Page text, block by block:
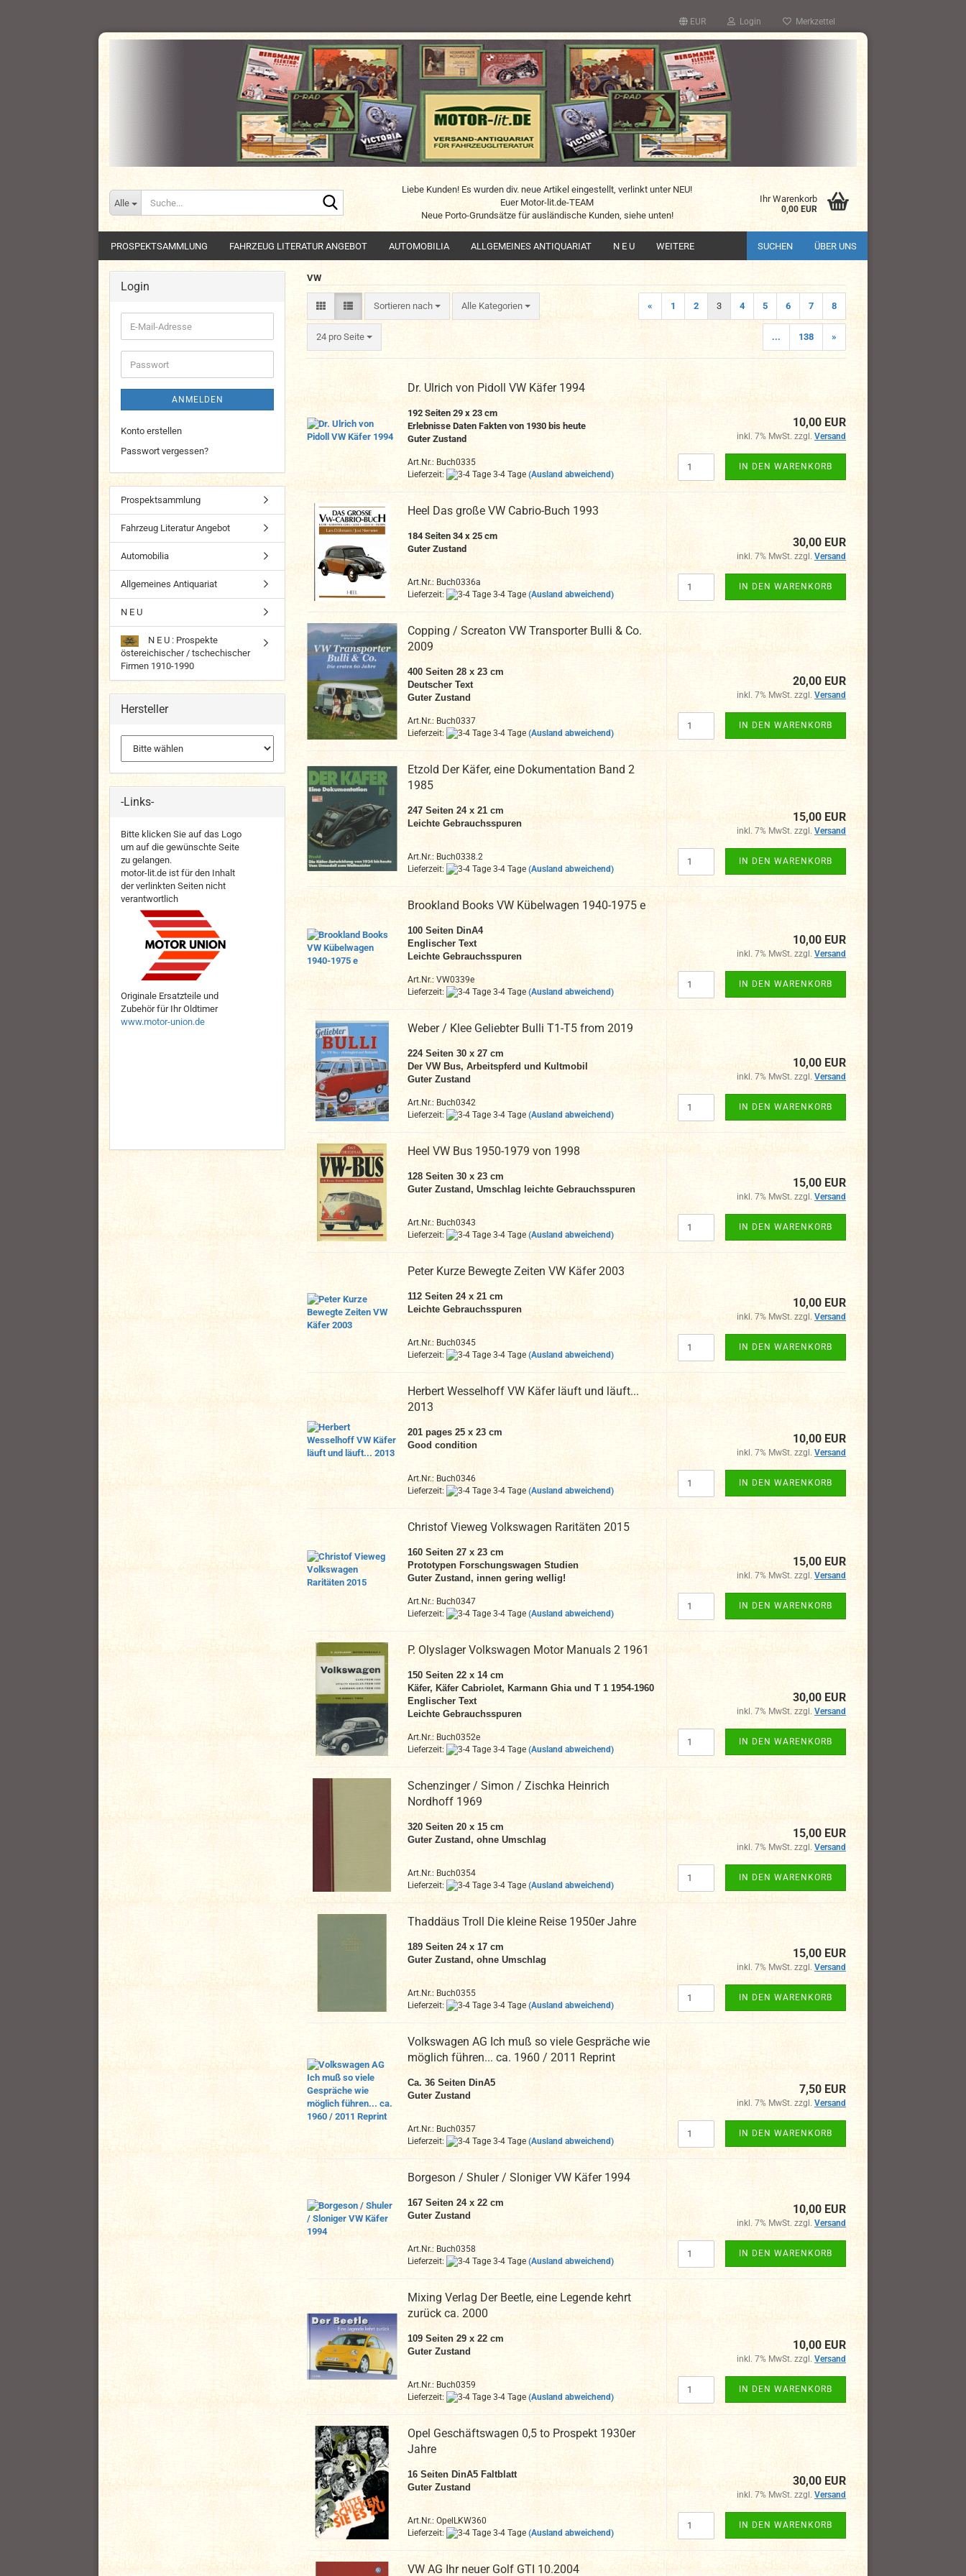
EUR Login Merkzettel
Alle
Liebe Kunden! Es wurden div. neue Artikel eingestellt, verlinkt unter NEU!
Euer Motor-lit.de-TEAM
Neue Porto-Grundsätze für ausländische Kunden, siehe unten!
Ihr Warenkorb
0,00 EUR
PROSPEKTSAMMLUNG FAHRZEUG LITERATUR ANGEBOT AUTOMOBILIA ALLGEMEINES ANTIQUARIAT N E U SUCHEN ÜBER UNS
WEITERE
VW
Sortieren nach
Sortieren nach Alle Kategorien
24 pro Seite
pro Seite
« 1 2 3 4 5 6 7 8
... 138 »
Dr. Ulrich von Pidoll VW Käfer 1994
192 Seiten 29 x 23 cm
Erlebnisse Daten Fakten von 1930 bis heute
Guter Zustand
Art.Nr.: Buch0335
Lieferzeit:
3-4 Tage (Ausland abweichend)
10,00 EUR
inkl. 7% MwSt. zzgl. Versand
IN DEN WARENKORB
Heel Das große VW Cabrio-Buch 1993
184 Seiten 34 x 25 cm
Guter Zustand
Art.Nr.: Buch0336a
Lieferzeit:
3-4 Tage (Ausland abweichend)
30,00 EUR
inkl. 7% MwSt. zzgl. Versand
IN DEN WARENKORB
Copping / Screaton VW Transporter Bulli & Co.
2009
400 Seiten 28 x 23 cm
Deutscher Text
Guter Zustand
Art.Nr.: Buch0337
Lieferzeit:
3-4 Tage (Ausland abweichend)
20,00 EUR
inkl. 7% MwSt. zzgl. Versand
IN DEN WARENKORB
Etzold Der Käfer, eine Dokumentation Band 2
1985
247 Seiten 24 x 21 cm
Leichte Gebrauchsspuren
Art.Nr.: Buch0338.2
Lieferzeit:
3-4 Tage (Ausland abweichend)
15,00 EUR
inkl. 7% MwSt. zzgl. Versand
IN DEN WARENKORB
Brookland Books VW Kübelwagen 1940-1975 e
100 Seiten DinA4
Englischer Text
Leichte Gebrauchsspuren
Art.Nr.: VW0339e
Lieferzeit:
3-4 Tage (Ausland abweichend)
10,00 EUR
inkl. 7% MwSt. zzgl. Versand
IN DEN WARENKORB
Weber / Klee Geliebter Bulli T1-T5 from 2019
224 Seiten 30 x 27 cm
Der VW Bus, Arbeitspferd und Kultmobil
Guter Zustand
Art.Nr.: Buch0342
Lieferzeit:
3-4 Tage (Ausland abweichend)
10,00 EUR
inkl. 7% MwSt. zzgl. Versand
IN DEN WARENKORB
Heel VW Bus 1950-1979 von 1998
128 Seiten 30 x 23 cm
Guter Zustand, Umschlag leichte Gebrauchsspuren
Art.Nr.: Buch0343
Lieferzeit:
3-4 Tage (Ausland abweichend)
15,00 EUR
inkl. 7% MwSt. zzgl. Versand
IN DEN WARENKORB
Peter Kurze Bewegte Zeiten VW Käfer 2003
112 Seiten 24 x 21 cm
Leichte Gebrauchsspuren
Art.Nr.: Buch0345
Lieferzeit:
3-4 Tage (Ausland abweichend)
10,00 EUR
inkl. 7% MwSt. zzgl. Versand
IN DEN WARENKORB
Herbert Wesselhoff VW Käfer läuft und läuft...
2013
201 pages 25 x 23 cm
Good condition
Art.Nr.: Buch0346
Lieferzeit:
3-4 Tage (Ausland abweichend)
10,00 EUR
inkl. 7% MwSt. zzgl. Versand
IN DEN WARENKORB
Christof Vieweg Volkswagen Raritäten 2015
160 Seiten 27 x 23 cm
Prototypen Forschungswagen Studien
Guter Zustand, innen gering wellig!
Art.Nr.: Buch0347
Lieferzeit:
3-4 Tage (Ausland abweichend)
15,00 EUR
inkl. 7% MwSt. zzgl. Versand
IN DEN WARENKORB
P. Olyslager Volkswagen Motor Manuals 2 1961
150 Seiten 22 x 14 cm
Käfer, Käfer Cabriolet, Karmann Ghia und T 1 1954-1960
Englischer Text
Leichte Gebrauchsspuren
Art.Nr.: Buch0352e
Lieferzeit:
3-4 Tage (Ausland abweichend)
30,00 EUR
inkl. 7% MwSt. zzgl. Versand
IN DEN WARENKORB
Schenzinger / Simon / Zischka Heinrich
Nordhoff 1969
320 Seiten 20 x 15 cm
Guter Zustand, ohne Umschlag
Art.Nr.: Buch0354
Lieferzeit:
3-4 Tage (Ausland abweichend)
15,00 EUR
inkl. 7% MwSt. zzgl. Versand
IN DEN WARENKORB
Thaddäus Troll Die kleine Reise 1950er Jahre
189 Seiten 24 x 17 cm
Guter Zustand, ohne Umschlag
Art.Nr.: Buch0355
Lieferzeit:
3-4 Tage (Ausland abweichend)
15,00 EUR
inkl. 7% MwSt. zzgl. Versand
IN DEN WARENKORB
Volkswagen AG Ich muß so viele Gespräche wie
möglich führen... ca. 1960 / 2011 Reprint
Ca. 36 Seiten DinA5
Guter Zustand
Art.Nr.: Buch0357
Lieferzeit:
3-4 Tage (Ausland abweichend)
7,50 EUR
inkl. 7% MwSt. zzgl. Versand
IN DEN WARENKORB
Borgeson / Shuler / Sloniger VW Käfer 1994
167 Seiten 24 x 22 cm
Guter Zustand
Art.Nr.: Buch0358
Lieferzeit:
3-4 Tage (Ausland abweichend)
10,00 EUR
inkl. 7% MwSt. zzgl. Versand
IN DEN WARENKORB
Mixing Verlag Der Beetle, eine Legende kehrt
zurück ca. 2000
109 Seiten 29 x 22 cm
Guter Zustand
Art.Nr.: Buch0359
Lieferzeit:
3-4 Tage (Ausland abweichend)
10,00 EUR
inkl. 7% MwSt. zzgl. Versand
IN DEN WARENKORB
Opel Geschäftswagen 0,5 to Prospekt 1930er
Jahre
16 Seiten DinA5 Faltblatt
Guter Zustand
Art.Nr.: OpelLKW360
Lieferzeit:
3-4 Tage (Ausland abweichend)
30,00 EUR
inkl. 7% MwSt. zzgl. Versand
IN DEN WARENKORB
VW AG Ihr neuer Golf GTI 10.2004
Login
E-
Mail-
Adresse
Passwort
ANMELDEN
Konto erstellen
Passwort vergessen?
Prospektsammlung
Fahrzeug Literatur Angebot
Automobilia
Allgemeines Antiquariat
N E U
N E U : Prospekte
östereichischer / tschechischer
Firmen 1910-1990
Hersteller
-Links-
Bitte klicken Sie auf das Logo
um auf die gewünschte Seite
zu gelangen.
motor-lit.de ist für den Inhalt
der verlinkten Seiten nicht
verantwortlich
Originale Ersatzteile und
Zubehör für Ihr Oldtimer
www.motor-union.de